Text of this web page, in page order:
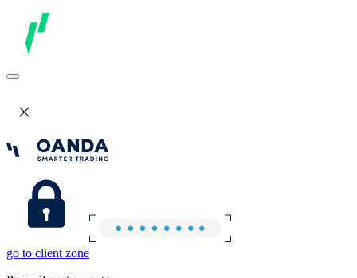
go to client zone